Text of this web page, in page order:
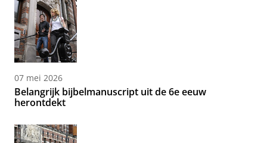
07 mei 2026
Belangrijk bijbelmanuscript uit de 6e eeuw
herontdekt